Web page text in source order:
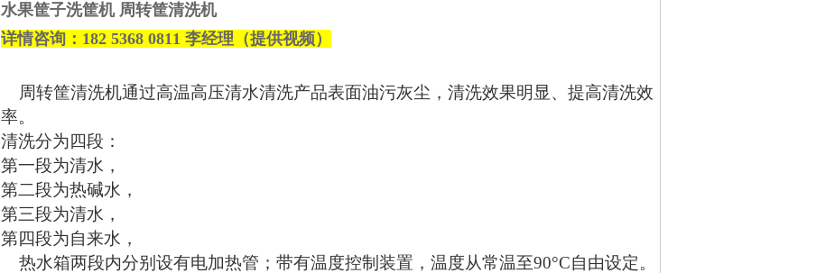
水果筐子洗筐机 周转筐清洗机
详情咨询 ：182 5368 0811 李经理 （提供视频）
周转筐清洗机通过高温高压清水清洗产品表面油污灰尘，清洗效果明显、提高清洗效
率。
清洗分为四段：
第一段为清水，
第二段为热碱水，
第三段为清水，
第四段为自来水，
热水箱两段内分别设有电加热管；带有温度控制装置，温度从常温至90°C自由设定。